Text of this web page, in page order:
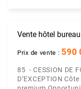
Vente hôtel
Prix de vente : 590
85 - CESSION DE
D’EXCEPTION